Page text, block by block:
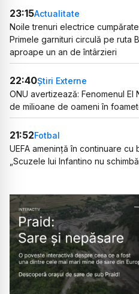
23:15Actualitate
Noile trenuri electrice
Primele garnituri circulă pe ruta
aproape un an de întârzieri
22:40Știri Externe
ONU avertizează: Fenomenul
de milioane de oameni în
21:52Fotbal
UEFA amenință în continuare cu
„Scuzele lui Infantino nu